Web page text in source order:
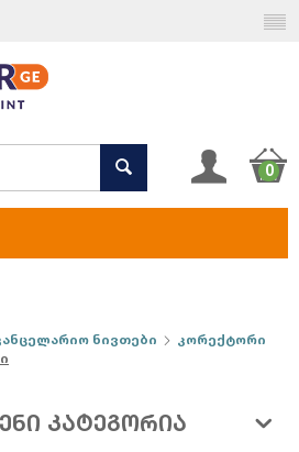
0
ნივთები
კორექტორი
ᲙᲐᲢᲔᲒᲝᲠᲘᲐ